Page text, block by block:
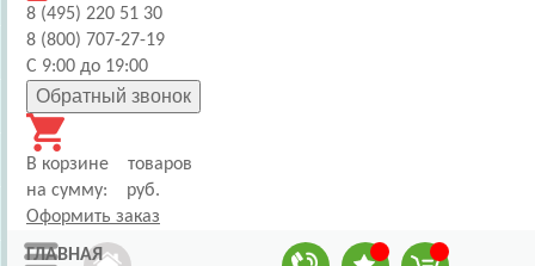
8 (495) 220 51 30
8 (800) 707-27-19
С 9:00 до 19:00
Обратный звонок
В корзине
товаров
на сумму:
руб.
Оформить заказ
ГЛАВНАЯ